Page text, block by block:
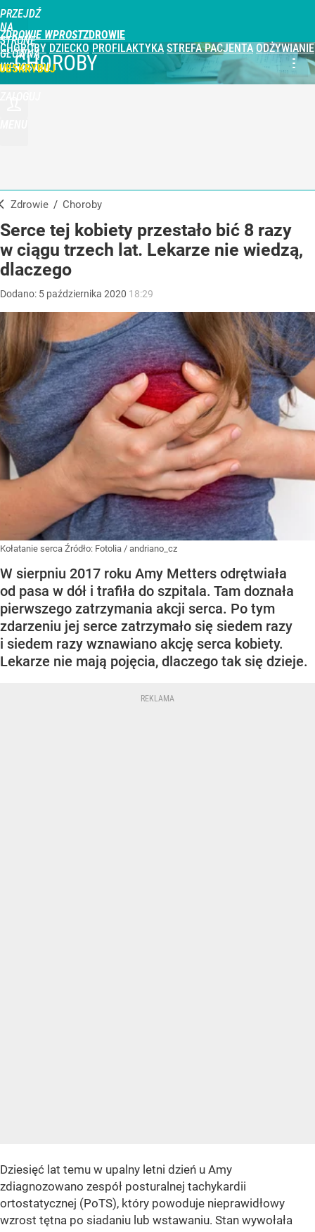
PRZEJDŹ
NA
STRONĘ
GŁÓWNĄ
WPROST.PL
ZDROWIE WPROST
CHOROBY DZIECKO PROFILAKTYKA STREFA PACJENTA ODŻYWIANIE
CHOROBY
Zdrowie / Choroby
Serce tej kobiety przestało bić 8 razy
w ciągu trzech lat. Lekarze nie wiedzą,
dlaczego
Dodano: 5 października 2020 18:29
Kołatanie serca Źródło: Fotolia / andriano_cz
W sierpniu 2017 roku Amy Metters odrętwiała
od pasa w dół i trafiła do szpitala. Tam doznała
pierwszego zatrzymania akcji serca. Po tym
zdarzeniu jej serce zatrzymało się siedem razy
i siedem razy wznawiano akcję serca kobiety.
Lekarze nie mają pojęcia, dlaczego tak się dzieje.
Dziesięć lat temu w upalny letni dzień u Amy
zdiagnozowano zespół posturalnej tachykardii
ortostatycznej (PoTS), który powoduje nieprawidłowy
wzrost tętna po siadaniu lub wstawaniu. Stan wywołała